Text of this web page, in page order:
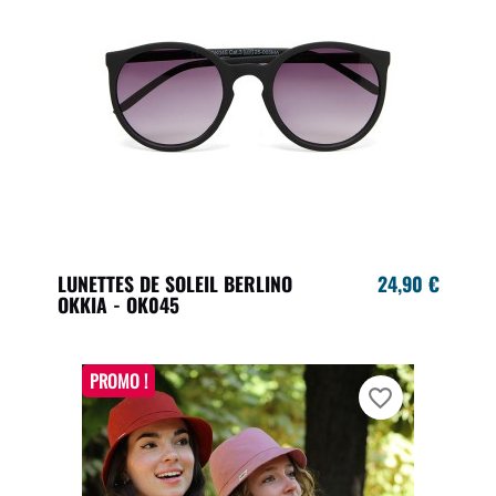
LUNETTES DE SOLEIL BERLINO
OKKIA - OK045
24,90 €
PROMO !
favorite_border